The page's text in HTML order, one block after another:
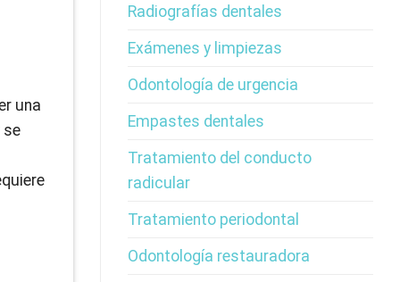
una
se
Radiografías dentales
Exámenes y limpiezas
Odontología de urgencia
Empastes dentales
Tratamiento del conducto
radicular
Tratamiento periodontal
Odontología restauradora